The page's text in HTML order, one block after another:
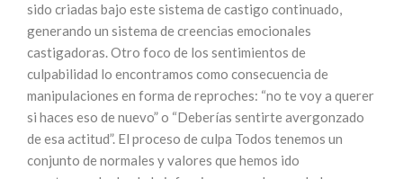
sido criadas bajo este sistema de castigo continuado,
generando un sistema de creencias emocionales
castigadoras. Otro foco de los sentimientos de
culpabilidad lo encontramos como consecuencia de
manipulaciones en forma de reproches: “no te voy a querer
si haces eso de nuevo” o “Deberías sentirte avergonzado
de esa actitud”. El proceso de culpa Todos tenemos un
conjunto de normales y valores que hemos ido